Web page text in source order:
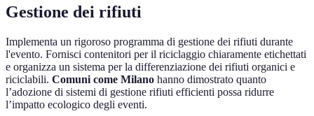
Gestione dei rifiuti
Implementa un rigoroso programma di gestione dei rifiuti durante
l'evento. Fornisci contenitori per il riciclaggio chiaramente etichettati
e organizza un sistema per la differenziazione dei rifiuti organici e
riciclabili. Comuni come Milano hanno dimostrato quanto
l’adozione di sistemi di gestione rifiuti efficienti possa ridurre
l’impatto ecologico degli eventi.